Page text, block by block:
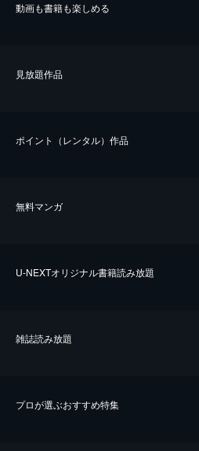
動画も書籍も楽しめる
⾒放題作品
ポイント（レンタル）作品
無料マンガ
U-NEXTオリジナル書籍読み放題
雑誌読み放題
プロが選ぶおすすめ特集